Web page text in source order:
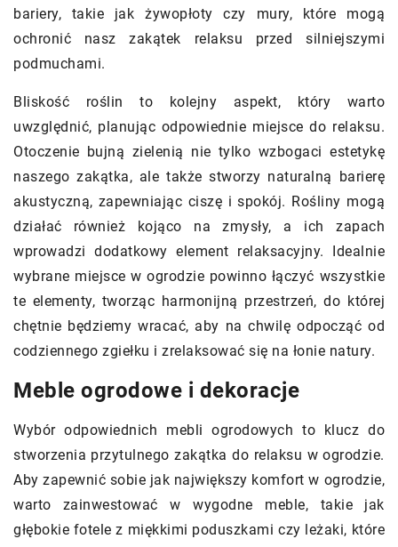
bariery, takie jak żywopłoty czy mury, które mogą
ochronić nasz zakątek relaksu przed silniejszymi
podmuchami.
Bliskość roślin to kolejny aspekt, który warto
uwzględnić, planując odpowiednie miejsce do relaksu.
Otoczenie bujną zielenią nie tylko wzbogaci estetykę
naszego zakątka, ale także stworzy naturalną barierę
akustyczną, zapewniając ciszę i spokój. Rośliny mogą
działać również kojąco na zmysły, a ich zapach
wprowadzi dodatkowy element relaksacyjny. Idealnie
wybrane miejsce w ogrodzie powinno łączyć wszystkie
te elementy, tworząc harmonijną przestrzeń, do której
chętnie będziemy wracać, aby na chwilę odpocząć od
codziennego zgiełku i zrelaksować się na łonie natury.
Meble ogrodowe i dekoracje
Wybór odpowiednich mebli ogrodowych to klucz do
stworzenia przytulnego zakątka do relaksu w ogrodzie.
Aby zapewnić sobie jak największy komfort w ogrodzie,
warto zainwestować w wygodne meble, takie jak
głębokie fotele z miękkimi poduszkami czy leżaki, które